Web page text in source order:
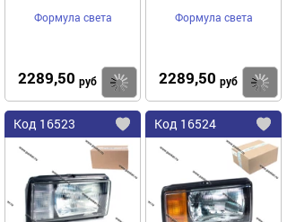
Формула света
2289,50 руб Купить
Формула света
2289,50 руб
Код 16523
Добавить
избранное
Код 16524
в